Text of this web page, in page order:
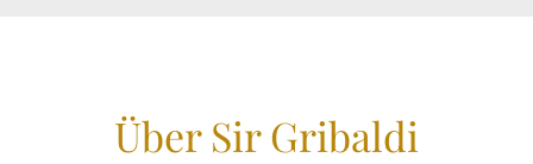
Über Sir Gribaldi